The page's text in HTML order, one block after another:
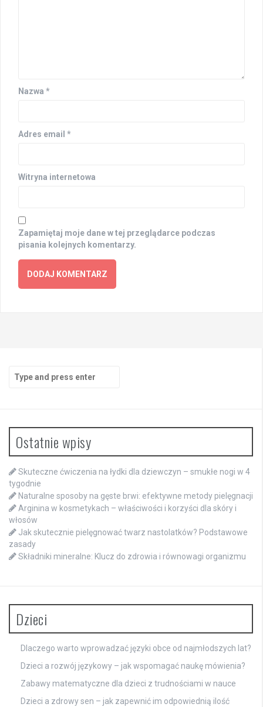
Nazwa *
Adres email *
Witryna internetowa
Zapamiętaj moje dane w tej przeglądarce podczas
pisania kolejnych komentarzy.
Search
for:
Ostatnie wpisy
Skuteczne ćwiczenia na łydki dla dziewczyn – smukłe nogi w 4
tygodnie
Naturalne sposoby na gęste brwi: efektywne metody pielęgnacji
Arginina w kosmetykach – właściwości i korzyści dla skóry i
włosów
Jak skutecznie pielęgnować twarz nastolatków? Podstawowe
zasady
Składniki mineralne: Klucz do zdrowia i równowagi organizmu
Dzieci
Dlaczego warto wprowadzać języki obce od najmłodszych lat?
Dzieci a rozwój językowy – jak wspomagać naukę mówienia?
Zabawy matematyczne dla dzieci z trudnościami w nauce
Dzieci a zdrowy sen – jak zapewnić im odpowiednią ilość